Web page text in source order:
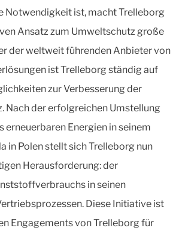
Notwendigkeit ist, macht Trelleborg
Ansatz zum Umweltschutz große
der weltweit führenden Anbieter von
ist Trelleborg ständig auf
zur Verbesserung der
Nach der erfolgreichen Umstellung
erneuerbaren Energien in seinem
in Polen stellt sich Trelleborg nun
Herausforderung: der
in seinen
Diese Initiative ist
Engagements von Trelleborg für